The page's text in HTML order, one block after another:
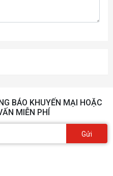
BÁO KHUYẾN MẠI HOẶC
MIỄN PHÍ
Gửi